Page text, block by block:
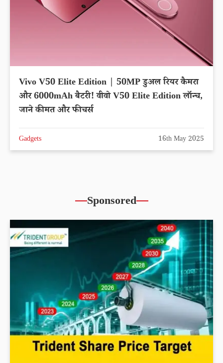
Vivo V50 Elite Edition | 50MP डुअल रियर कैमरा
और 6000mAh बैटरी! वीवो V50 Elite Edition लॉन्च,
जाने कीमत और फीचर्स
Gadgets 16th May 2025
Sponsored